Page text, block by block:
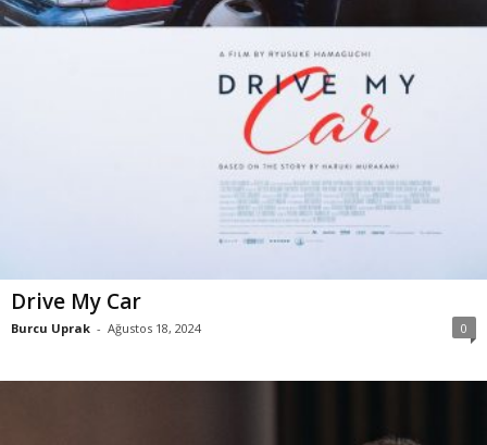
Drive My Car
Burcu Uprak - Ağustos 18, 2024 0